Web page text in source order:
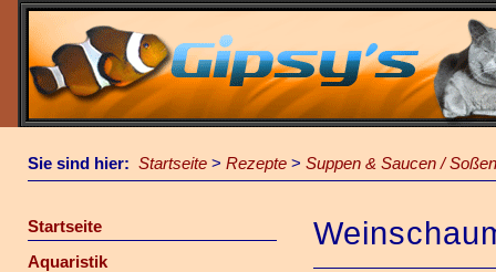
Sie sind hier: Startseite > Rezepte > Suppen & Saucen / Soßen
Startseite
Aquaristik